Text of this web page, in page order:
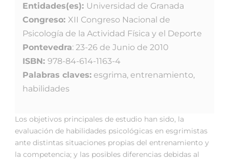
Entidades(es): Universidad de Granada
Congreso: XII Congreso Nacional de
Psicología de la Actividad Física y el Deporte
Pontevedra: 23-26 de Junio de 2010
ISBN: 978-84-614-1163-4
Palabras claves: esgrima, entrenamiento,
habilidades
Los objetivos principales de estudio han sido, la
evaluación de habilidades psicológicas en esgrimistas
ante distintas situaciones propias del entrenamiento y
la competencia; y las posibles diferencias debidas al